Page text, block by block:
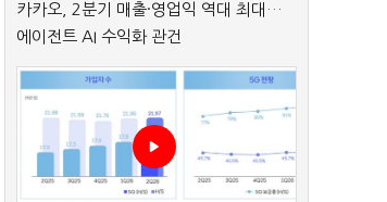
카카오, 2분기 매출·영업익 역대 최대…
에이전트 AI 수익화 관건